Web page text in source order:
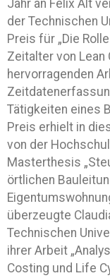
Jahr an Felix Alt
der Technischen
Preis für „Die
Zeitalter von Lean
hervorragenden
Tätigkeiten eines
Preis erhielt in
von der
Masterthesis
örtlichen
überzeugte
Technischen
ihrer Arbeit
Costing und Life